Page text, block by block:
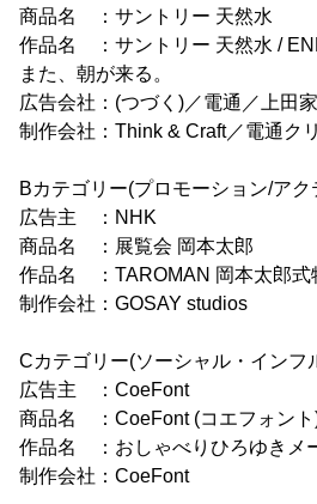
商品名 ：サントリー 天然水
作品名 ：サントリー 天然水 /
また、朝が来る。
広告会社：(つづく)／電通／上田家
制作会社：Think & Craft／電通ク
Bカテゴリー(プロモーション/ア
広告主 ：NHK
商品名 ：展覧会 岡本太郎
作品名 ：TAROMAN 岡本太郎式
制作会社：GOSAY studios
Cカテゴリー(ソーシャル・インフ
広告主 ：CoeFont
商品名 ：CoeFont (コエフォント
作品名 ：おしゃべりひろゆきメ
制作会社：CoeFont